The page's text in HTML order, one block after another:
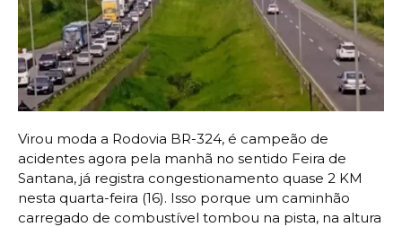
Virou moda a Rodovia BR-324, é campeão de
acidentes agora pela manhã no sentido Feira de
Santana, já registra congestionamento quase 2 KM
nesta quarta-feira (16). Isso porque um caminhão
carregado de combustível tombou na pista, na altura